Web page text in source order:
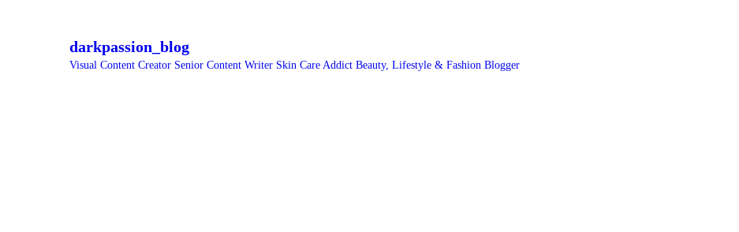
darkpassion_blog
Visual Content Creator Senior Content Writer Skin Care Addict Beauty, Lifestyle & Fashion Blogger